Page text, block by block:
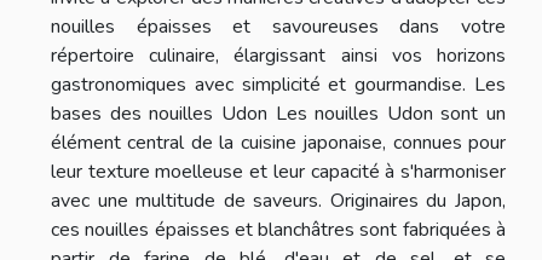
nouilles épaisses et savoureuses dans votre
répertoire culinaire, élargissant ainsi vos horizons
gastronomiques avec simplicité et gourmandise. Les
bases des nouilles Udon Les nouilles Udon sont un
élément central de la cuisine japonaise, connues pour
leur texture moelleuse et leur capacité à s'harmoniser
avec une multitude de saveurs. Originaires du Japon,
ces nouilles épaisses et blanchâtres sont fabriquées à